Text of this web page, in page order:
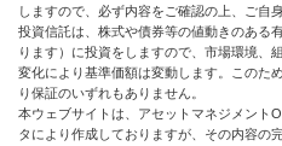
しますので、必ず内容をご確認の上、ご自
投資信託は、株式や債券等の値動きのある
ります）に投資をしますので、市場環境、
変化により基準価額は変動します。このた
り保証のいずれもありません。
本ウェブサイトは、アセットマネジメント
タにより作成しておりますが、その内容の